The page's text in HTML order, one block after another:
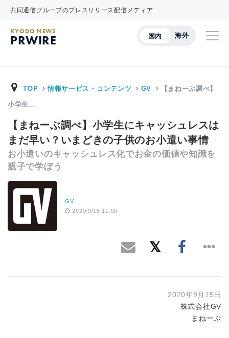
共同通信グループのプレスリリース配信メディア
国内 海外
KYODO NEWS
PRWIRE
TOP 情報サービス・コンテンツ GV 【まねーぶ調べ】
小学生…
【まねーぶ調べ】小学生にキャッシュレスは
まだ早い？いまどきの子供のお小遣い事情
お小遣いのキャッシュレス化でお金の価値や知識を
親子で学ぼう
GV
2020/9/15 11:00
2020年9月15日
株式会社GV
まねーぶ